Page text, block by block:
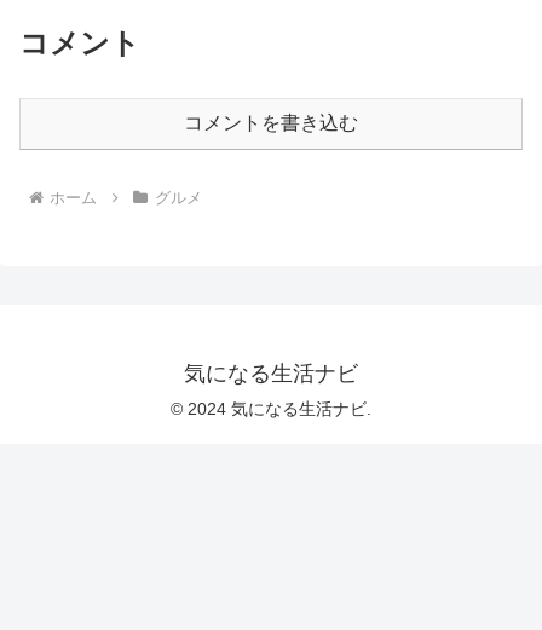
コメント
コメントを書き込む
ホーム グルメ
気になる生活ナビ
© 2024 気になる生活ナビ.